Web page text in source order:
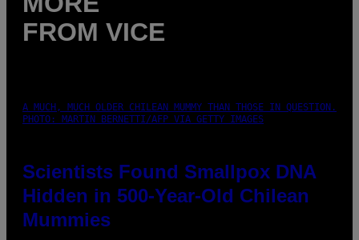
FROM VICE
A MUCH, MUCH OLDER CHILEAN MUMMY THAN THOSE IN QUESTION.
PHOTO: MARTIN BERNETTI/AFP VIA GETTY IMAGES
Scientists Found Smallpox DNA
Hidden in 500-Year-Old Chilean
Mummies